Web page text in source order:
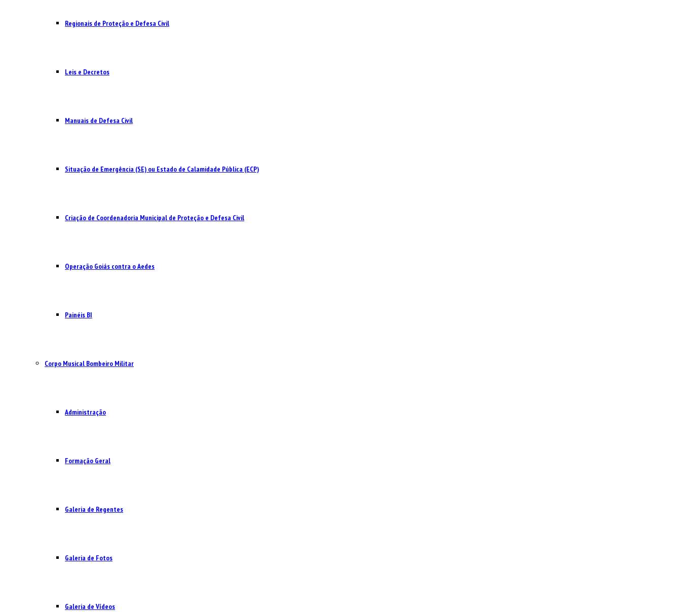
Regionais de Proteção e Defesa Civil
Leis e Decretos
Manuais de Defesa Civil
Situação de Emergência (SE) ou Estado de Calamidade Pública (ECP)
Criação de Coordenadoria Municipal de Proteção e Defesa Civil
Operação Goiás contra o Aedes
Painéis BI
Corpo Musical Bombeiro Militar
Administração
Formação Geral
Galeria de Regentes
Galeria de Fotos
Galeria de Vídeos